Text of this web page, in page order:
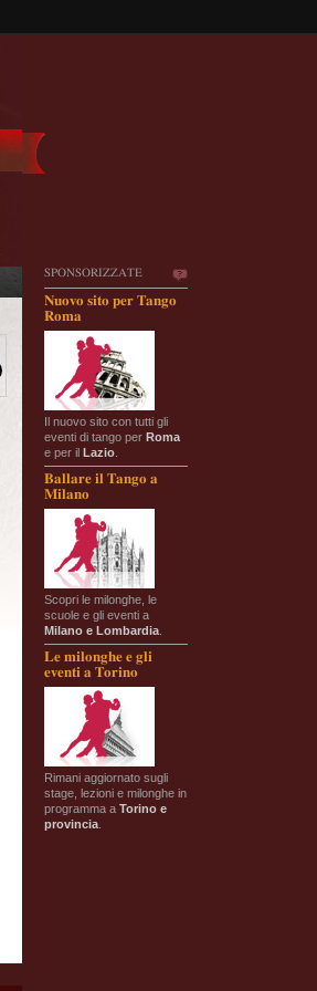
SPONSORIZZATE
Nuovo sito per Tango
Roma
Il nuovo sito con tutti gli
eventi di tango per Roma
e per il Lazio
Ballare il Tango a
Milano
Scopri le milonghe, le
scuole e gli eventi a
Milano e Lombardia
Le milonghe e gli
eventi a Torino
Rimani aggiornato sugli
stage, lezioni e milonghe in
programma a Torino e
provincia